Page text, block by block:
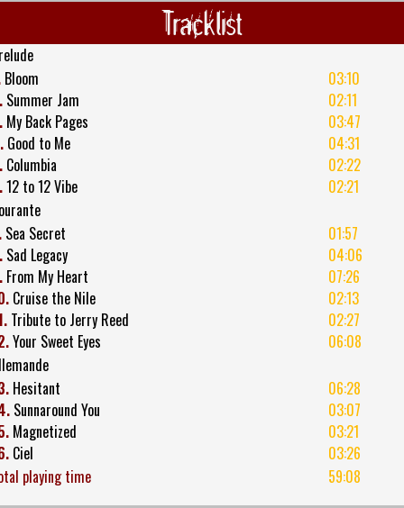
Tracklist
Bloom
03:10
Summer Jam
02:11
My Back Pages
03:47
Good to Me
04:31
Columbia
02:22
12 to 12 Vibe
02:21
Sea Secret
01:57
Sad Legacy
04:06
From My Heart
07:26
Cruise the Nile
02:13
Tribute to Jerry Reed
02:27
Your Sweet Eyes
06:08
Hesitant
06:28
Sunnaround You
03:07
Magnetized
03:21
Ciel
03:26
playing time
59:08